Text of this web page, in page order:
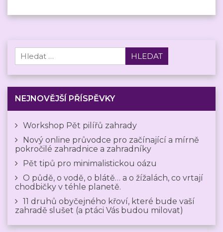
Vyhledávání
NEJNOVĚJŠÍ PŘÍSPĚVKY
Workshop Pět pilířů zahrady
Nový online průvodce pro začínající a mírně
pokročilé zahradnice a zahradníky
Pět tipů pro minimalistickou oázu
O půdě, o vodě, o blátě… a o žížalách, co vrtají
chodbičky v téhle planetě.
11 druhů obyčejného křoví, které bude vaší
zahradě slušet (a ptáci Vás budou milovat)